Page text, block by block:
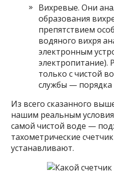
Вихревые. Они
образования
препятствием
водяного вихря
электронным
электропитание).
только с чистой
службы — порядка
Из всего сказанного
нашим реальным
самой чистой воде —
тахометрические
устанавливают.